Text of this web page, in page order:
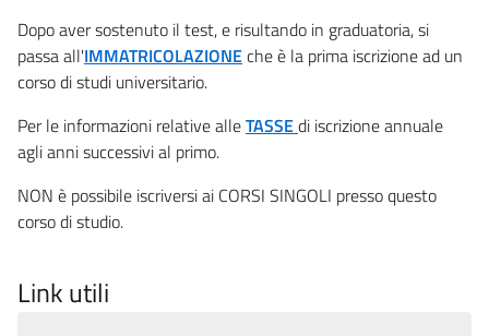
Dopo aver sostenuto il test, e risultando in graduatoria, si
passa all'IMMATRICOLAZIONEche è la prima iscrizione ad un
corso di studi universitario.
Per le informazioni relative alleTASSEdi iscrizione annuale
agli anni successivi al primo.
NON è possibile iscriversi ai CORSI SINGOLI presso questo
corso di studio.
Link utili